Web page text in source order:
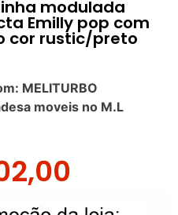
modulada
Emilly pop com
cor rustic/preto
MELITURBO
moveis no M.L